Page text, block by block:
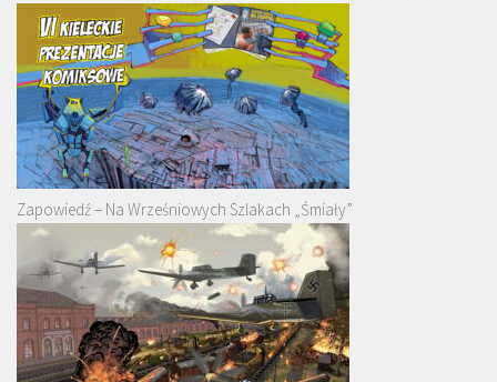
Zapowiedź – Na Wrześniowych Szlakach „Śmiały”